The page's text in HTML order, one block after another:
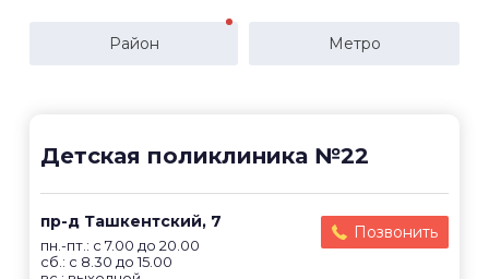
Район Метро
Детская поликлиника №22
пр-д Ташкентский, 7
пн.-пт.: с 7.00 до 20.00
сб.: с 8.30 до 15.00
Позвонить